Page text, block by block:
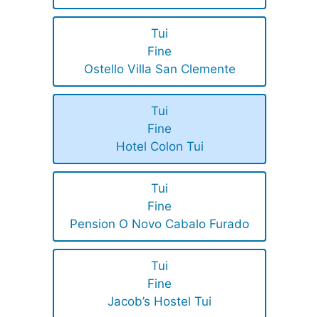
Tui
Fine
Ostello Villa San Clemente
Tui
Fine
Hotel Colon Tui
Tui
Fine
Pension O Novo Cabalo Furado
Tui
Fine
Jacob’s Hostel Tui